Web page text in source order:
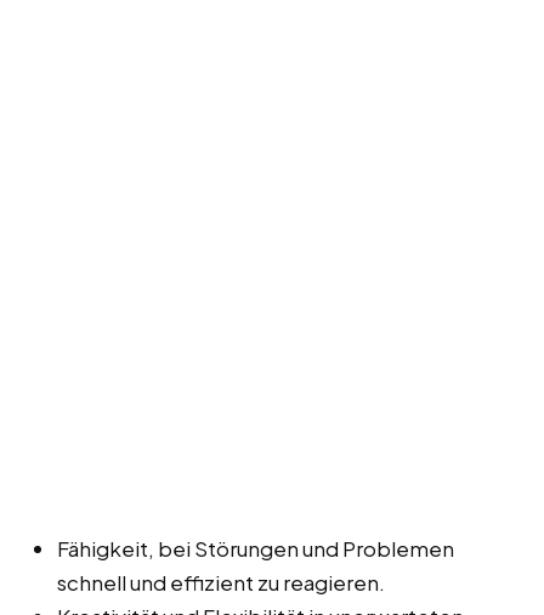
Fähigkeit, bei Störungen und Problemen
schnell und effizient zu reagieren.